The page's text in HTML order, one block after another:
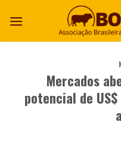
Mercados
potencial de